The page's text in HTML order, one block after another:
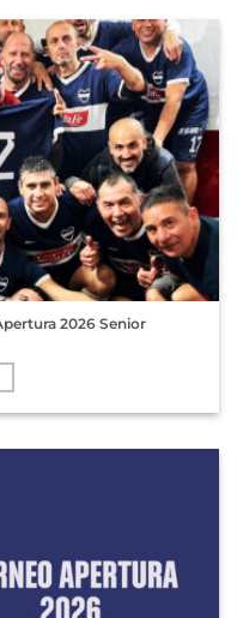
2026 Senior